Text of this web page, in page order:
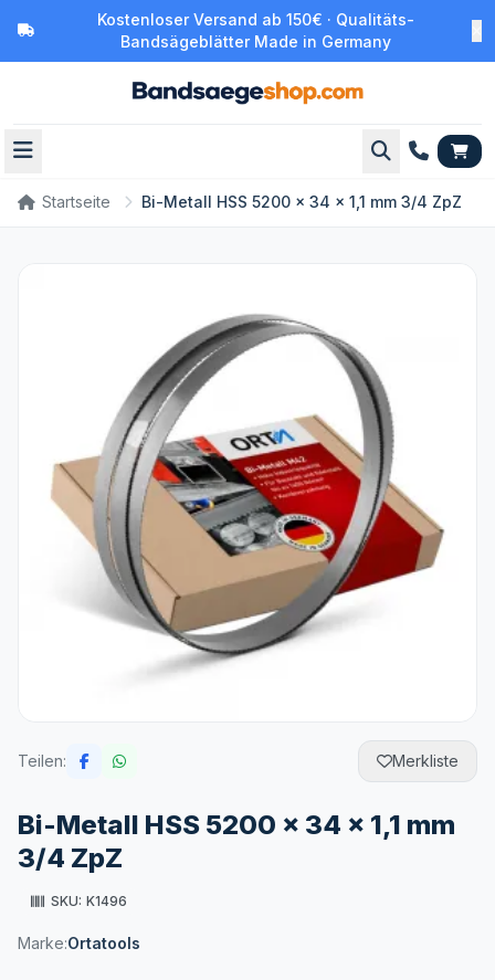
Kostenloser Versand ab 150€ · Qualitäts-
Bandsägeblätter Made in Germany
Startseite Bi-Metall HSS 5200 x 34 x 1,1 mm 3/4 ZpZ
Teilen: Merkliste
Bi-Metall HSS 5200 x 34 x 1,1 mm
3/4 ZpZ
SKU: K1496
Marke:Ortatools